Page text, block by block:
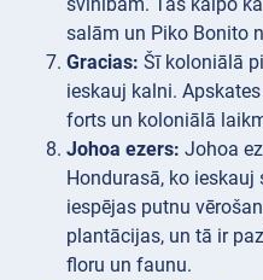
salām un Piko Bonito
Gracias: Šī koloniālā
ieskauj kalni.
forts un koloniālā
Johoa ezers: Johoa
Hondurasā, ko
iespējas putnu
plantācijas, un tā ir
floru un faunu.